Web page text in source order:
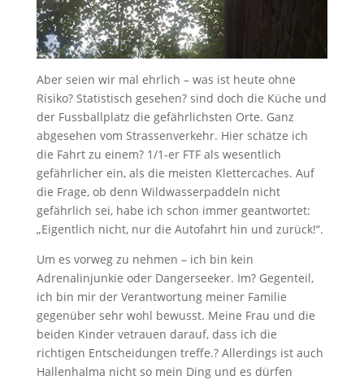
Aber seien wir mal ehrlich – was ist heute ohne
Risiko? Statistisch gesehen? sind doch die Küche und
der Fussballplatz die gefährlichsten Orte. Ganz
abgesehen vom Strassenverkehr. Hier schätze ich
die Fahrt zu einem? 1/1-er FTF als wesentlich
gefährlicher ein, als die meisten Klettercaches. Auf
die Frage, ob denn Wildwasserpaddeln nicht
gefährlich sei, habe ich schon immer geantwortet:
„Eigentlich nicht, nur die Autofahrt hin und zurück!“.
Um es vorweg zu nehmen – ich bin kein
Adrenalinjunkie oder Dangerseeker. Im? Gegenteil,
ich bin mir der Verantwortung meiner Familie
gegenüber sehr wohl bewusst. Meine Frau und die
beiden Kinder vetrauen darauf, dass ich die
richtigen Entscheidungen treffe.? Allerdings ist auch
Hallenhalma nicht so mein Ding und es dürfen